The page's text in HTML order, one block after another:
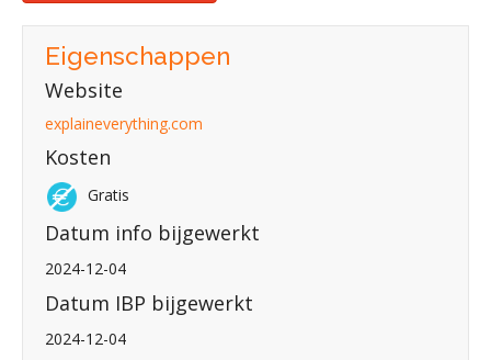
Eigenschappen
Website
explaineverything.com
Kosten
Gratis
Datum info bijgewerkt
2024-12-04
Datum IBP bijgewerkt
2024-12-04